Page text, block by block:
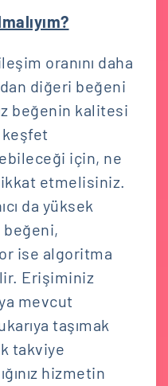
oranını daha
diğeri beğeni
beğenin kalitesi
keşfet
için, ne
etmelisiniz.
da yüksek
beğeni,
ise algoritma
Erişiminiz
mevcut
taşımak
takviye
hizmetin